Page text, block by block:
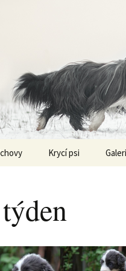
„O“
„M“
Krycí psi
Nivellen
Kaer Morhen